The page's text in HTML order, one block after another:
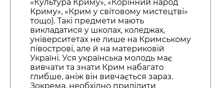
«Культура Криму», «Корінний народ
Криму», «Крим у світовому мистецтві»
тощо). Такі предмети мають
викладатися у школах, коледжах,
університетах не лише на Кримському
півострові, але й на материковій
Україні. Уся українська молодь має
вивчати та знати Крим набагато
глибше, аніж він вивчається зараз.
Зокрема, необхідно приділити